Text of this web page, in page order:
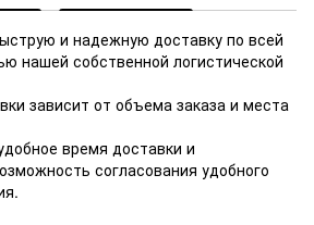
и надежную доставку по всей
нашей собственной логистической
зависит от объема заказа и места
время доставки и
согласования удобного